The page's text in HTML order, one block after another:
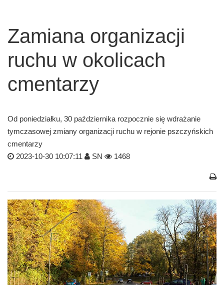
Zamiana organizacji
ruchu w okolicach
cmentarzy
Od poniedziałku, 30 października rozpocznie się wdrażanie
tymczasowej zmiany organizacji ruchu w rejonie pszczyńskich
cmentarzy
2023-10-30 10:07:11
SN 1468